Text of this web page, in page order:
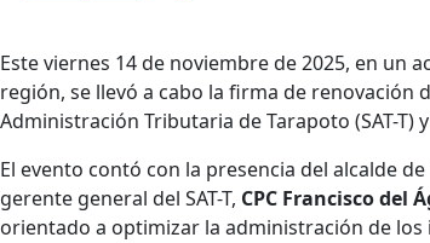
Este viernes 14 de noviembre de 2025, en
región, se llevó a cabo la firma de
Administración Tributaria de Tarapoto (SAT-T)
El evento contó con la presencia del alcalde
gerente general del SAT-T, CPC Francisco del
orientado a optimizar la administración de